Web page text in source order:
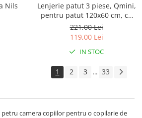
Nils
Lenjerie patut 3 piese, Qmini,
pentru patut 120x60 cm, cu
protectie laterala, din
bumbac, Teddy Toys
221,00 Lei
119,00 Lei
IN STOC
1 2 3 ... 33
petru camera copiilor pentru o copilarie de